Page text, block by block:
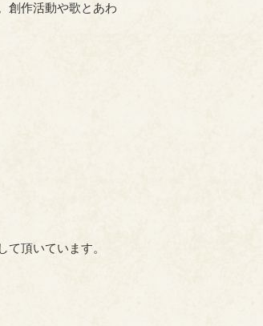
創作活動や歌とあわ
頂いています。